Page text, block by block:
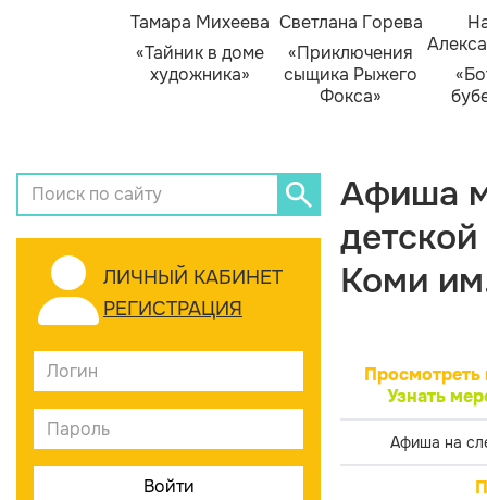
Тамара Михеева
«Тайник в доме
художника»
Светлана Горева
«Приключения
сыщика Рыжего
Фокса»
ЛИЧНЫЙ КАБИНЕТ
РЕГИСТРАЦИЯ
Афиша
Коми
Просмотреть
Узнать
Афиша на